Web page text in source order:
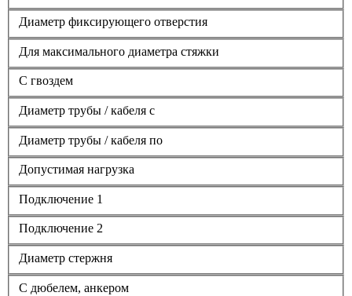
Диаметр фиксирующего отверстия
Для максимального диаметра стяжки
С гвоздем
Диаметр трубы / кабеля с
Диаметр трубы / кабеля по
Допустимая нагрузка
Подключение 1
Подключение 2
Диаметр стержня
С дюбелем, анкером